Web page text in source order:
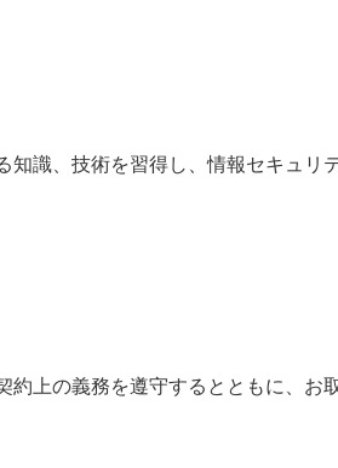
識、技術を習得し、情報セキュリ
上の義務を遵守するとともに、お